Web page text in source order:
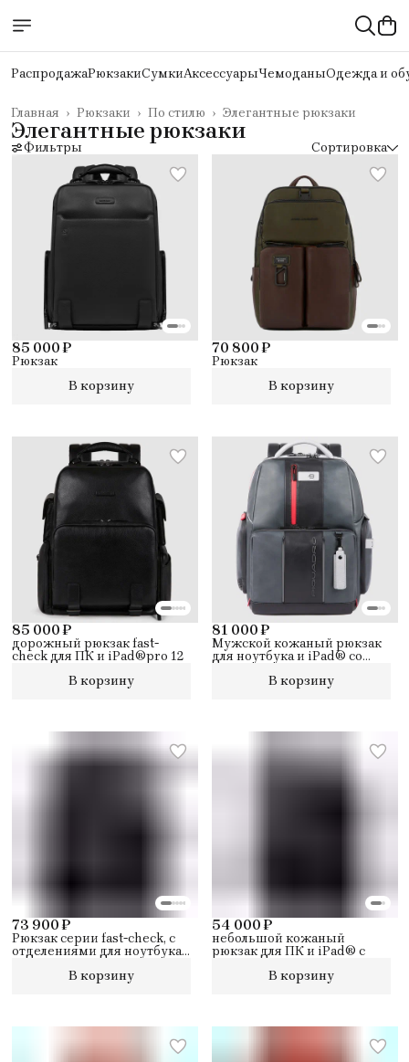
РаспродажаРюкзакиСумкиАксессуарыЧемоданыОдежда и
Элегантные рюкзаки
По стилю ›
Рюкзаки ›
Главная ›
Элегантные рюкзаки
Фильтры Сортировка
85 000 ₽
Рюкзак
В корзину
70 800 ₽
Рюкзак
В корзину
85 000 ₽
дорожный рюкзак fast-
check для ПК и iPad®pro 12
В корзину
81 000 ₽
Мужской кожаный рюкзак
для ноутбука и iPad® со
В корзину
73 900 ₽
Рюкзак серии fast-check, с
отделениями для ноутбука
укомплектованный
разъемом USB и микро-
устройства CONNEQU
В корзину
54 000 ₽
небольшой кожаный
рюкзак для ПК и iPad® с
В корзину